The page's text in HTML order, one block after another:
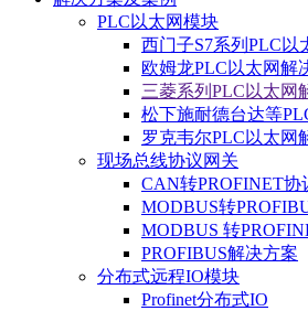
PLC以太网模块
西门子S7系列PLC以
欧姆龙PLC以太网解
三菱系列PLC以太网
松下施耐德台达等
罗克韦尔PLC以太网
现场总线协议网关
CAN转PROFINET协
MODBUS转
MODBUS 转
PROFIBUS解决方案
分布式远程IO模块
Profinet分布式IO